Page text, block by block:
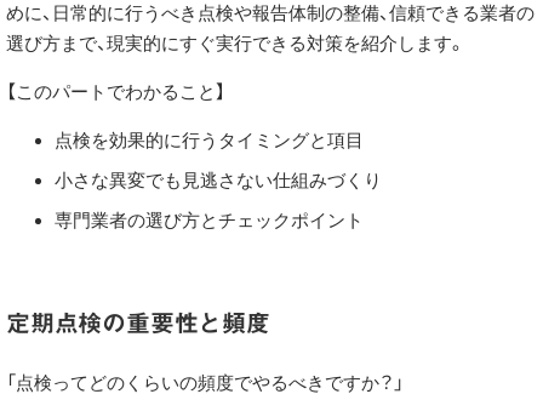
めに、日常的に行うべき点検や報告体制の整備、信頼できる業者の
選び方まで、現実的にすぐ実行できる対策を紹介します。
【このパートでわかること】
点検を効果的に行うタイミングと項目
小さな異変でも見逃さない仕組みづくり
専門業者の選び方とチェックポイント
定期点検の重要性と頻度
「点検ってどのくらいの頻度でやるべきですか？」